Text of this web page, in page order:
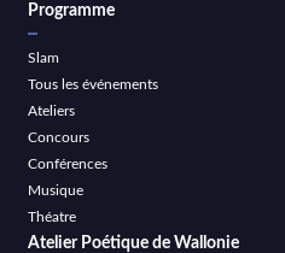
Programme
Slam
Tous les événements
Ateliers
Concours
Conférences
Musique
Théatre
Atelier Poétique de Wallonie